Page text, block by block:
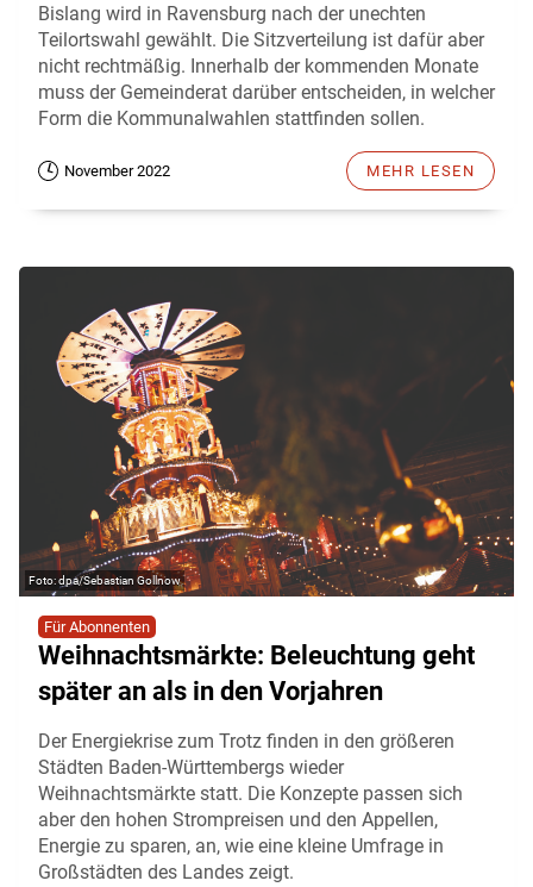
Bislang wird in Ravensburg nach der unechten
Teilortswahl gewählt. Die Sitzverteilung ist dafür aber
nicht rechtmäßig. Innerhalb der kommenden Monate
muss der Gemeinderat darüber entscheiden, in welcher
Form die Kommunalwahlen stattfinden sollen.
November 2022 MEHR LESEN
dpa/Sebastian Gollnow
Für Abonnenten
Weihnachtsmärkte: Beleuchtung geht
später an als in den Vorjahren
Der Energiekrise zum Trotz finden in den größeren
Städten Baden-Württembergs wieder
Weihnachtsmärkte statt. Die Konzepte passen sich
aber den hohen Strompreisen und den Appellen,
Energie zu sparen, an, wie eine kleine Umfrage in
Großstädten des Landes zeigt.